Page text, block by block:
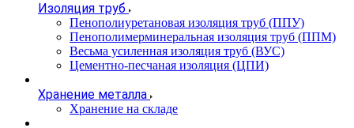
Изоляция труб
Пенополиуретановая изоляция труб (ППУ)
Пенополимерминеральная изоляция труб (ППМ)
Весьма усиленная изоляция труб (ВУС)
Цементно-песчаная изоляция (ЦПИ)
Хранение металла
Хранение на складе